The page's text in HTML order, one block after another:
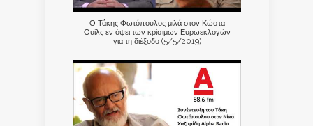
Ο Τάκης Φωτόπουλος μιλά στον Κώστα
Ουίλς εν όψει των κρίσιμων Ευρωεκλογών
για τη διέξοδο (5/5/2019)